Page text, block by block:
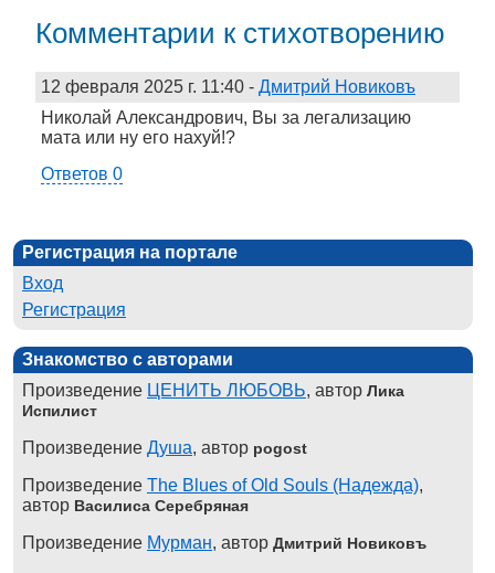
Комментарии к стихотворению
12 февраля 2025 г. 11:40 - Дмитрий Новиковъ
Николай Александрович, Вы за легализацию
мата или ну его нахуй!?
Ответов 0
Регистрация на портале
Вход
Регистрация
Знакомство с авторами
Произведение ЦЕНИТЬ ЛЮБОВЬ, автор Лика
Испилист
Произведение Душа, автор pogost
Произведение The Blues of Old Souls (Надежда),
автор Василиса Серебряная
Произведение Мурман, автор Дмитрий Новиковъ